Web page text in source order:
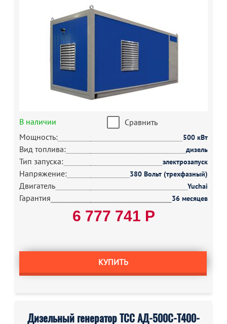
В наличии
Сравнить
Мощность:
500 кВт
Вид топлива: дизель
Тип запуска: электрозапуск
Напряжение: 380 Вольт (трехфазный)
Двигатель Yuchai
Гарантия 36 месяцев
6 777 741 Р
КУПИТЬ
Дизельный генератор ТСС АД-500С-Т400-